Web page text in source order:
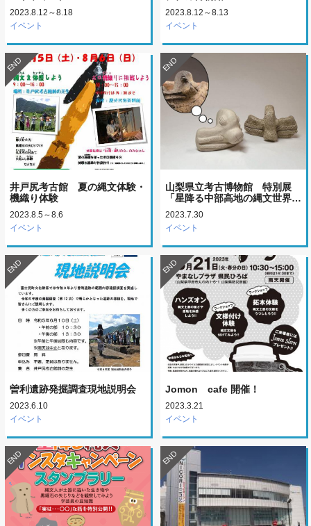
2023.8.12～8.18
イベント
2023.8.12～8.13
イベント
END
井戸尻考古館 夏の縄文体験・
機織り体験
2023.8.5～8.6
イベント
END
山梨県立考古博物館 特別展
「星降る中部高地の縄文世界…
2023.7.30
イベント
END
曽利遺跡発掘調査現地説明会
2023.6.10
イベント
END
Jomon cafe 開催！
2023.3.21
イベント
END END